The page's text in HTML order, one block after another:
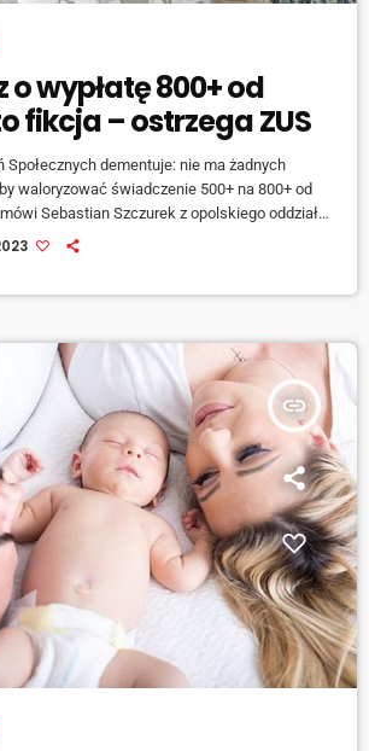
o wypłatę 800+ od
fikcja – ostrzega ZUS
Społecznych dementuje: nie ma żadnych
waloryzować świadczenie 500+ na 800+ od
Sebastian Szczurek z opolskiego oddziału
Świadczenie 800+ owszem,
insert_link